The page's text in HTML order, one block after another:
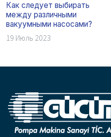
Как следует выбирать
между различными
вакуумными насосами?
19 Июль 2023